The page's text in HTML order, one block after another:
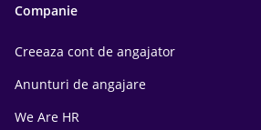
Companie
Creeaza cont de angajator
Anunturi de angajare
We Are HR